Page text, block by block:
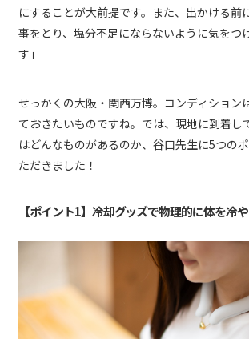
にすることが大前提です。また、出かける前
事をとり、塩分不足にならないように気をつ
す」
せっかくの大阪・関西万博。コンディション
ておきたいものですね。では、現地に到着し
はどんなものがあるのか、谷口先生に5つの
ただきました！
【ポイント1】冷却グッズで物理的に体を冷や